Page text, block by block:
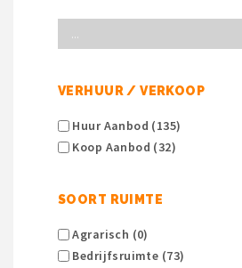
VERHUUR / VERKOOP
Huur Aanbod (135)
Koop Aanbod (32)
SOORT RUIMTE
Agrarisch (0)
Bedrijfsruimte (73)